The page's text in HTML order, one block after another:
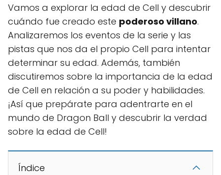
Vamos a explorar la edad de Cell y descubrir
cuándo fue creado este poderoso villano.
Analizaremos los eventos de la serie y las
pistas que nos da el propio Cell para intentar
determinar su edad. Además, también
discutiremos sobre la importancia de la edad
de Cell en relación a su poder y habilidades.
¡Así que prepárate para adentrarte en el
mundo de Dragon Ball y descubrir la verdad
sobre la edad de Cell!
Índice